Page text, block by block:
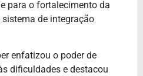
para o fortalecimento da
de integração
enfatizou o poder de
dificuldades e destacou